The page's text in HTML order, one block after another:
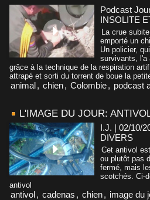
Podcast
INSOLITE
La crue
emporté un
Un policier,
survivants, l'a
grâce à la technique de la respiration
attrapé et sorti du torrent de boue la
animal, chien, Colombie, podcast
L'IMAGE DU JOUR:
I.J. | 02/10/
DIVERS
Cet antivol
ou plutôt pas
fermé, mais
scotchés. Ci-
antivol
antivol, cadenas , chien, image du